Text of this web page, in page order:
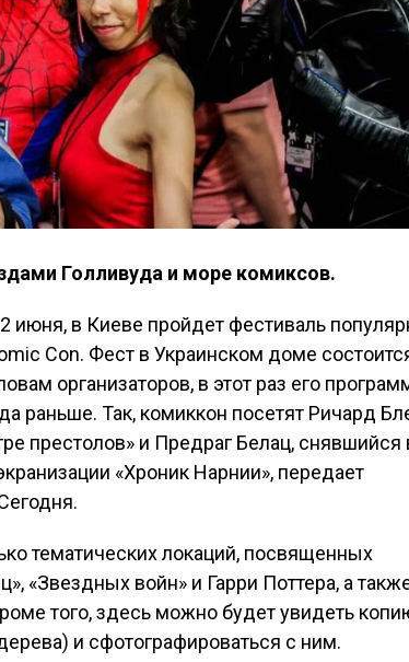
Голливуда и море комиксов.
июня, в Киеве пройдет фестиваль
Con. Фест в Украинском доме
организаторов, в этот раз его
раньше. Так, комиккон посетят Ричард
престолов» и Предраг Белац, снявшийся
«Хроник Нарнии», передает
тематических локаций, посвященных
«Звездных войн» и Гарри Поттера, а
того, здесь можно будет увидеть
и сфотографироваться с ним.